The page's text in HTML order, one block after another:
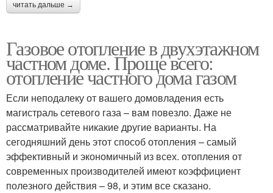
читать дальше →
Газовое отопление в двухэтажном
частном доме. Проще всего:
отопление частного дома газом
Если неподалеку от вашего домовладения есть
магистраль сетевого газа – вам повезло. Даже не
рассматривайте никакие другие варианты. На
сегодняшний день этот способ отопления – самый
эффективный и экономичный из всех. отопления от
современных производителей имеют коэффициент
полезного действия – 98, и этим все сказано.